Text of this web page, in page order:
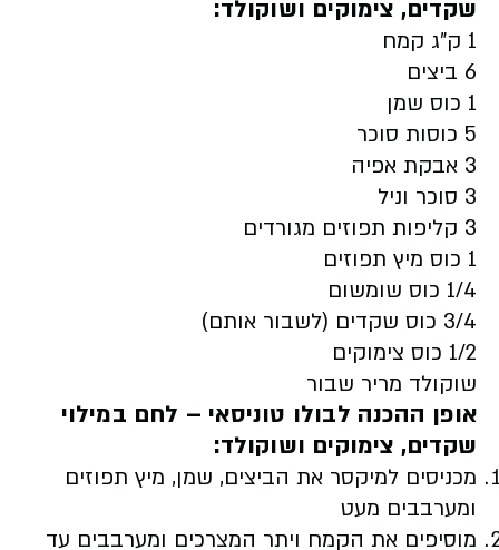
שקדים, צימוקים ושוקולד:
1 ק"ג קמח
6 ביצים
1 כוס שמן
5 כוסות סוכר
3 אבקת אפיה
3 סוכר וניל
3 קליפות תפוזים מגורדים
1 כוס מיץ תפוזים
1/4 כוס שומשום
3/4 כוס שקדים (לשבור אותם)
1/2 כוס צימוקים
שוקולד מריר שבור
אופן ההכנה לבולו טוניסאי – לחם במילוי
שקדים, צימוקים ושוקולד:
מכניסים למיקסר את הביצים, שמן, מיץ תפוזים
ומערבבים מעט
מוסיפים את הקמח ויתר המצרכים ומערבבים עד